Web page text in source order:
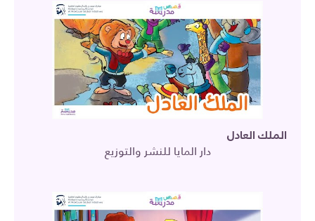
الملك العادل
دار المايا للنشر والتوزيع